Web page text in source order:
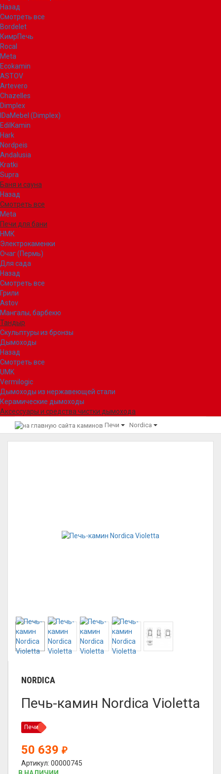
Назад
Смотреть все
Bordelet
КимрПечь
Rocal
Meta
Ecokamin
ASTOV
Artevero
Chazelles
Dimplex
IDaMebel (Dimplex)
EdilKamin
Hark
Nordpeis
Andalusia
Kratki
Supra
Баня и сауна
Назад
Смотреть все
Meta
Печи для бани
НМК
Электрокаменки
Очаг (Пермь)
Для сада
Назад
Смотреть все
Грили
Astov
Мангалы, барбекю
Тандыр
Скульптуры из бронзы
Дымоходы
Назад
Смотреть все
UMK
Vermilogic
Дымоходы из нержавеющей стали
Керамические дымоходы
Аксессуары и средства чистки дымохода
Печи Nordica
NORDICA
Печь-камин Nordica Violetta
Печи
50 639 ₽
Артикул: 00000745